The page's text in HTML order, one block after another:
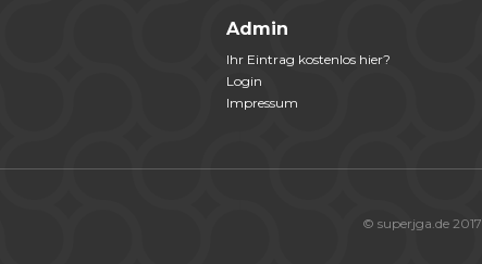
Admin
Ihr Eintrag kostenlos hier?
Login
Impressum
© superjga.de 2017